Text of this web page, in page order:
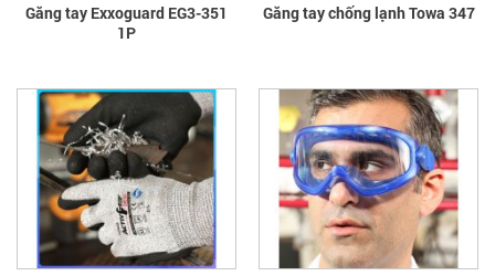
Găng tay Exxoguard EG3-351
1P
Găng tay chống lạnh Towa 347